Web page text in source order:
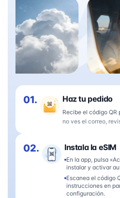
01. Haz tu pedido
Recibe el código
no ves el correo,
02. Instala la eSIM
En la app, pulsa
instalar y activar
Escanea el código
instrucciones en
configuración.